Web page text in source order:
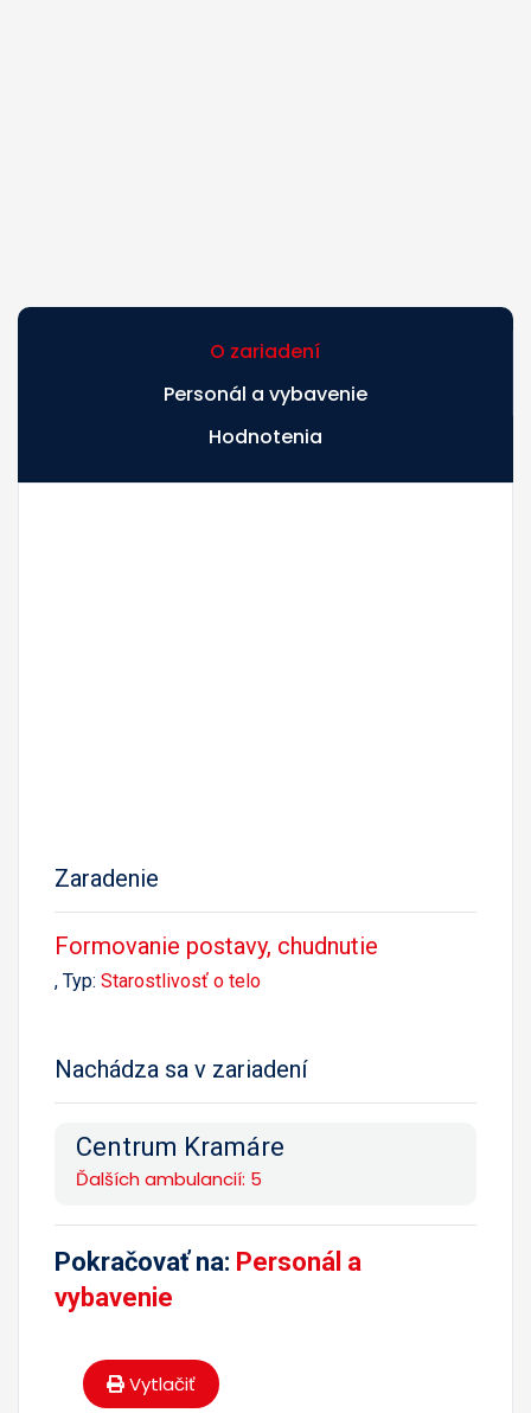
O zariadení
Personál a vybavenie
Hodnotenia
Zaradenie
Formovanie postavy, chudnutie
, Typ: Starostlivosť o telo
Nachádza sa v zariadení
Centrum Kramáre
Ďalších ambulancií: 5
Pokračovať na: Personál a
vybavenie
Vytlačiť